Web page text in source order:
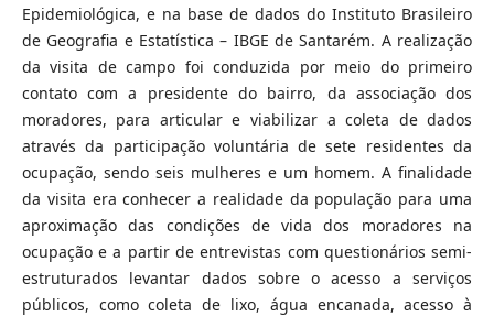
Epidemiológica, e na base de dados do Instituto Brasileiro
de Geografia e Estatística – IBGE de Santarém. A realização
da visita de campo foi conduzida por meio do primeiro
contato com a presidente do bairro, da associação dos
moradores, para articular e viabilizar a coleta de dados
através da participação voluntária de sete residentes da
ocupação, sendo seis mulheres e um homem. A finalidade
da visita era conhecer a realidade da população para uma
aproximação das condições de vida dos moradores na
ocupação e a partir de entrevistas com questionários semi-
estruturados levantar dados sobre o acesso a serviços
públicos, como coleta de lixo, água encanada, acesso à